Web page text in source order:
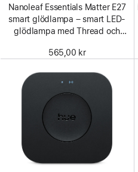
Nanoleaf Essentials Matter E27
smart glödlampa – smart LED-
glödlampa med Thread och
565,00 kr